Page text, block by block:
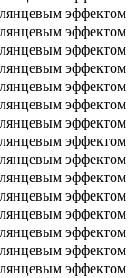
эффектом
эффектом
эффектом
эффектом
эффектом
эффектом
эффектом
эффектом
эффектом
эффектом
эффектом
эффектом
эффектом
эффектом
эффектом